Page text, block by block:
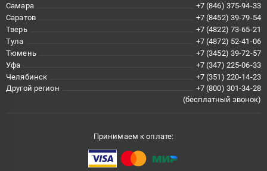
Самара
+7 (846) 375-94-33
Саратов
+7 (8452) 39-79-54
Тверь
+7 (4822) 73-65-21
Тула
+7 (4872) 52-41-06
Тюмень
+7 (3452) 39-72-57
Уфа
+7 (347) 225-06-33
Челябинск
+7 (351) 220-14-23
Другой регион
+7 (800) 301-34-28
(бесплатный звонок)
Принимаем к оплате: